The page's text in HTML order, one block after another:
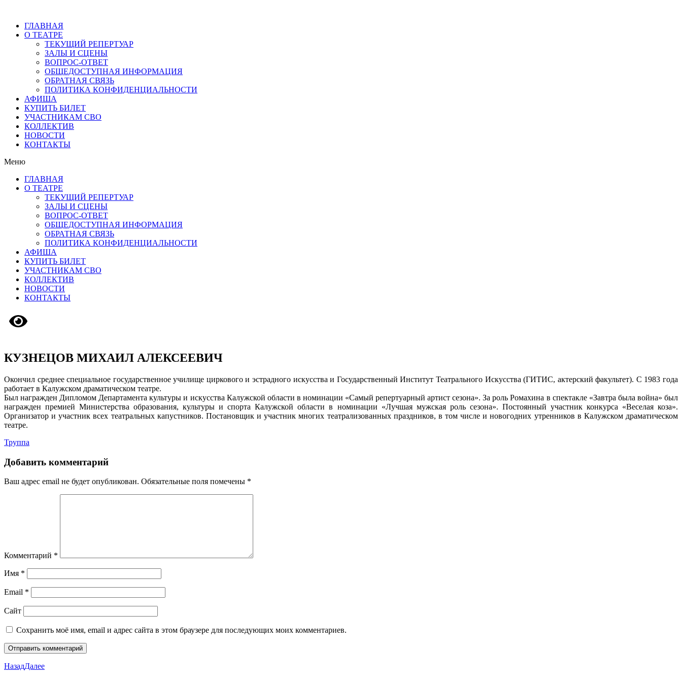
ГЛАВНАЯ
О ТЕАТРЕ
ТЕКУЩИЙ РЕПЕРТУАР
ЗАЛЫ И СЦЕНЫ
ВОПРОС-ОТВЕТ
ОБЩЕДОСТУПНАЯ ИНФОРМАЦИЯ
ОБРАТНАЯ СВЯЗЬ
ПОЛИТИКА КОНФИДЕНЦИАЛЬНОСТИ
АФИША
КУПИТЬ БИЛЕТ
УЧАСТНИКАМ СВО
КОЛЛЕКТИВ
НОВОСТИ
КОНТАКТЫ
Меню
ГЛАВНАЯ
О ТЕАТРЕ
ТЕКУЩИЙ РЕПЕРТУАР
ЗАЛЫ И СЦЕНЫ
ВОПРОС-ОТВЕТ
ОБЩЕДОСТУПНАЯ ИНФОРМАЦИЯ
ОБРАТНАЯ СВЯЗЬ
ПОЛИТИКА КОНФИДЕНЦИАЛЬНОСТИ
АФИША
КУПИТЬ БИЛЕТ
УЧАСТНИКАМ СВО
КОЛЛЕКТИВ
НОВОСТИ
КОНТАКТЫ
КУЗНЕЦОВ МИХАИЛ АЛЕКСЕЕВИЧ
Окончил среднее специальное государственное училище циркового и эстрадного искусства и Государственный Институт Театрального Искусства (ГИТИС, актерский факультет). С 1983 года
работает в Калужском драматическом театре.
Был награжден Дипломом Департамента культуры и искусства Калужской области в номинации «Самый репертуарный артист сезона». За роль Ромахина в спектакле «Завтра была война» был
награжден премией Министерства образования, культуры и спорта Калужской области в номинации «Лучшая мужская роль сезона». Постоянный участник конкурса «Веселая коза».
Организатор и участник всех театральных капустников. Постановщик и участник многих театрализованных праздников, в том числе и новогодних утренников в Калужском драматическом
театре.
Труппа
Добавить комментарий
Ваш адрес email не будет опубликован. Обязательные поля помечены *
Комментарий *
Имя *
Email *
Сайт
Сохранить моё имя, email и адрес сайта в этом браузере для последующих моих комментариев.
НазадДалее